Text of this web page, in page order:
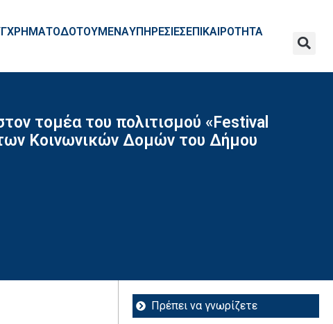
ΥΠΗΡΕΣΙΕΣΕΠΙΚΑΙΡΟΤΗΤΑ
τομέα του πολιτισμού «Festival
Κοινωνικών Δομών του Δήμου
Πρέπει να γνωρίζετε